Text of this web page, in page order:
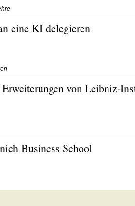
eine KI delegieren
von Leibniz-
Business School